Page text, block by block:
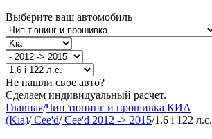
Выберите ваш автомобиль
Не нашли свое авто?
Сделаем индивидуальный расчет.
Главная/Чип тюнинг и прошивка КИА
(Kia)/Cee'd/Cee'd 2012 -> 2015/1.6 i 122 л.с.